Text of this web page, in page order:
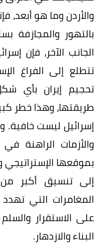
والأردن وما هو أبعد،
بالتهور والمجازفة
الجانب الآخر، فإن
تتطلع إلى الفراغ
تحجيم إيران بأي
طريقتها، وهذا خطر
إسرائيل ليست خافية.
والأزمات الراهنة
بموقعها
إلى تنسيق أكبر من
المغامرات التي
على الاستقرار
البناء والازدهار.